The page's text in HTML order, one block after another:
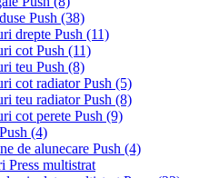
Push (38)
drepte Push (11)
cot Push (11)
teu Push (8)
cot radiator Push (5)
teu radiator Push (8)
cot perete Push (9)
(4)
de alunecare Push (4)
Press multistrat